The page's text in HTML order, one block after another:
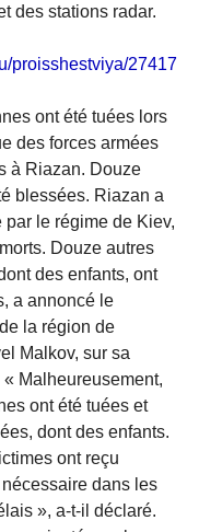
des stations radar.
proisshestviya/27417145
ont été tuées lors
des forces armées
à Riazan. Douze
blessées. Riazan a
par le régime de Kiev,
Douze autres
des enfants, ont
a annoncé le
la région de
Malkov, sur sa
Malheureusement,
ont été tuées et
dont des enfants.
ont reçu
nécessaire dans les
», a-t-il déclaré.